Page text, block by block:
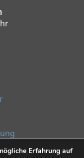
Erfahrung auf